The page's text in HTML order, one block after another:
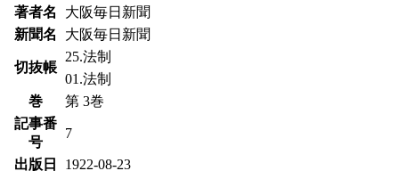
著者名
大阪毎日新聞
新聞名
大阪毎日新聞
切抜帳
25.法制
01.法制
巻
第 3巻
記事番
号
7
出版日 1922-08-23